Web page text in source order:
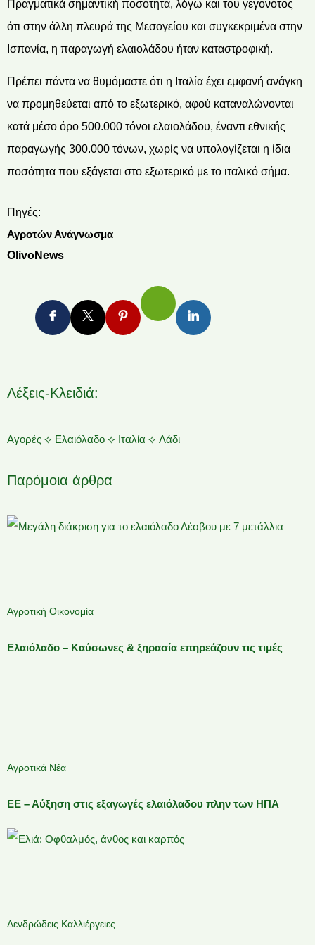
Πραγματικά σημαντική ποσότητα, λόγω και του γεγονότος
ότι στην άλλη πλευρά της Μεσογείου και συγκεκριμένα στην
Ισπανία, η παραγωγή ελαιολάδου ήταν καταστροφική.
Πρέπει πάντα να θυμόμαστε ότι η Ιταλία έχει εμφανή ανάγκη
να προμηθεύεται από το εξωτερικό, αφού καταναλώνονται
κατά μέσο όρο 500.000 τόνοι ελαιολάδου, έναντι εθνικής
παραγωγής 300.000 τόνων, χωρίς να υπολογίζεται η ίδια
ποσότητα που εξάγεται στο εξωτερικό με το ιταλικό σήμα.
Πηγές:
Αγροτών Ανάγνωσμα
OlivoNews
Λέξεις-Κλειδιά:
Αγορές ⟡ Ελαιόλαδο ⟡ Ιταλία ⟡ Λάδι
Παρόμοια άρθρα
Αγροτική Οικονομία
Ελαιόλαδο – Καύσωνες & ξηρασία επηρεάζουν τις τιμές
Αγροτικά Νέα
ΕΕ – Αύξηση στις εξαγωγές ελαιόλαδου πλην των ΗΠΑ
Δενδρώδεις Καλλιέργειες